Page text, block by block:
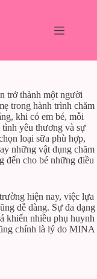
trở thành một người
trong hành trình chăm
khi có em bé, mỗi
yêu thương và sự
loại sữa phù hợp,
những vật dụng chăm
đến cho bé những điều
hiện nay, việc lựa
dễ dàng. Sự đa dạng
khiến nhiều phụ huynh
chính là lý do MINA